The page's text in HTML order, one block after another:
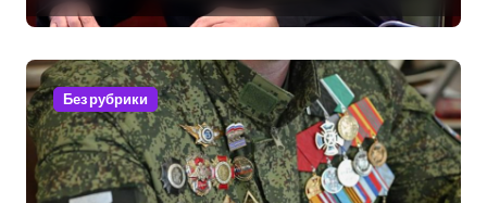
вопросам военной службы и
бронирования
Без рубрики